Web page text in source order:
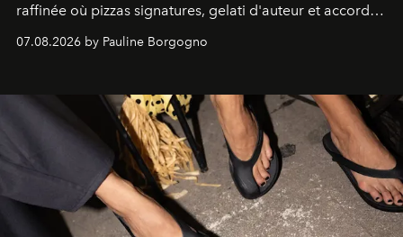
raffinée où pizzas signatures, gelati d'auteur et accords
07.08.2026 by Pauline Borgogno